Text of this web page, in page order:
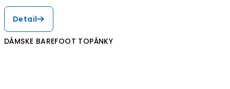
Detail
DÁMSKE BAREFOOT TOPÁNKY